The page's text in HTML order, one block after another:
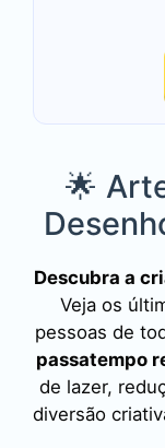
🌟
Descubra a
Veja os
pessoas de
passatempo
de lazer,
diversão